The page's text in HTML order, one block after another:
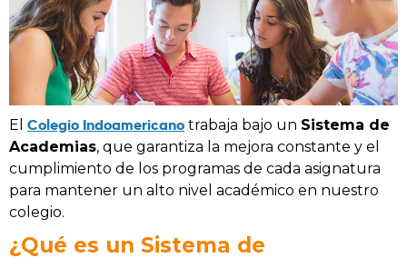
El Colegio Indoamericano trabaja bajo un Sistema de
Academias, que garantiza la mejora constante y el
cumplimiento de los programas de cada asignatura
para mantener un alto nivel académico en nuestro
colegio.
¿Qué es un Sistema de